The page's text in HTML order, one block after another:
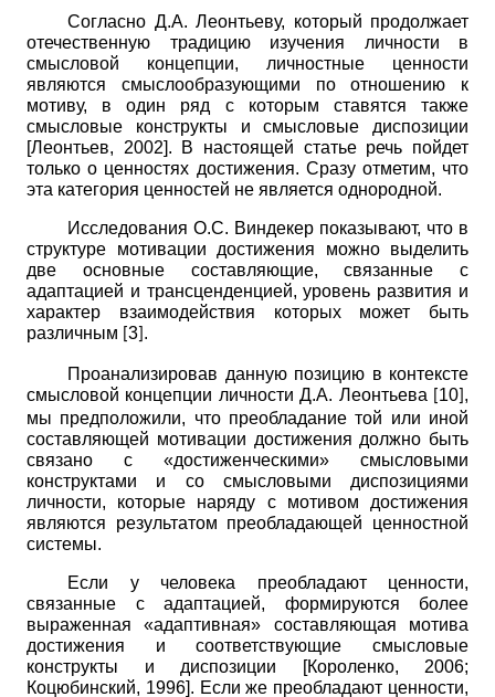
Согласно Д.А. Леонтьеву, который продолжает
отечественную традицию изучения личности в
смысловой концепции, личностные ценности
являются смыслообразующими по отношению к
мотиву, в один ряд с которым ставятся также
смысловые конструкты и смысловые диспозиции
[Леонтьев, 2002]. В настоящей статье речь пойдет
только о ценностях достижения. Сразу отметим, что
эта категория ценностей не является однородной.
Исследования О.С. Виндекер показывают, что в
структуре мотивации достижения можно выделить
две основные составляющие, связанные с
адаптацией и трансценденцией, уровень развития и
характер взаимодействия которых может быть
различным 3 .
Проанализировав данную позицию в контексте
смысловой концепции личности Д.А. Леонтьева
10 ,
мы предположили, что преобладание той или иной
составляющей мотивации достижения должно быть
связано с «достиженческими» смысловыми
конструктами и со смысловыми диспозициями
личности, которые наряду с мотивом достижения
являются результатом преобладающей ценностной
системы.
Если у человека преобладают ценности,
связанные с адаптацией, формируются более
выраженная «адаптивная» составляющая мотива
достижения и соответствующие смысловые
конструкты и диспозиции
[Короленко, 2006;
Коцюбинский, 1996]. Если же преобладают ценности,